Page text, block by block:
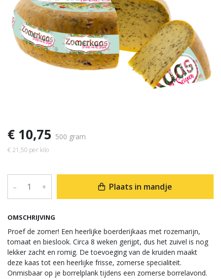
OMSCHRIJVING
Proef de zomer! Een heerlijke boerderijkaas met rozemarijn,
tomaat en bieslook. Circa 8 weken gerijpt, dus het zuivel is nog
lekker zacht en romig. De toevoeging van de kruiden maakt
deze kaas tot een heerlijke frisse, zomerse specialiteit.
Onmisbaar op je borrelplank tijdens een zomerse borrelavond.
€ 10,75 500 gram
€ 21,50 per kilo
– + Plaats in mandje